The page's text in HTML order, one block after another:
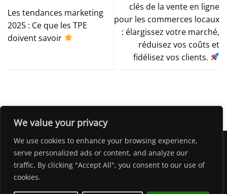
We value your privacy
We use cookies to enhance your browsing experience,
serve personalized ads or content, and analyze our
traffic. By clicking "Accept All", you consent to our use of
cookies.
Les tendances marketing
2025 : Ce que les TPE
doivent savoir
clés de la vente en ligne
pour les commerces locaux
: élargissez votre marché,
réduisez vos coûts et
fidélisez vos clients.
HOME